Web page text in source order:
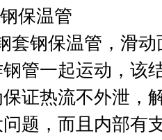
保温管
套钢保温管，滑
管一起运动，该
证热流不外泄，
题，而且内部有